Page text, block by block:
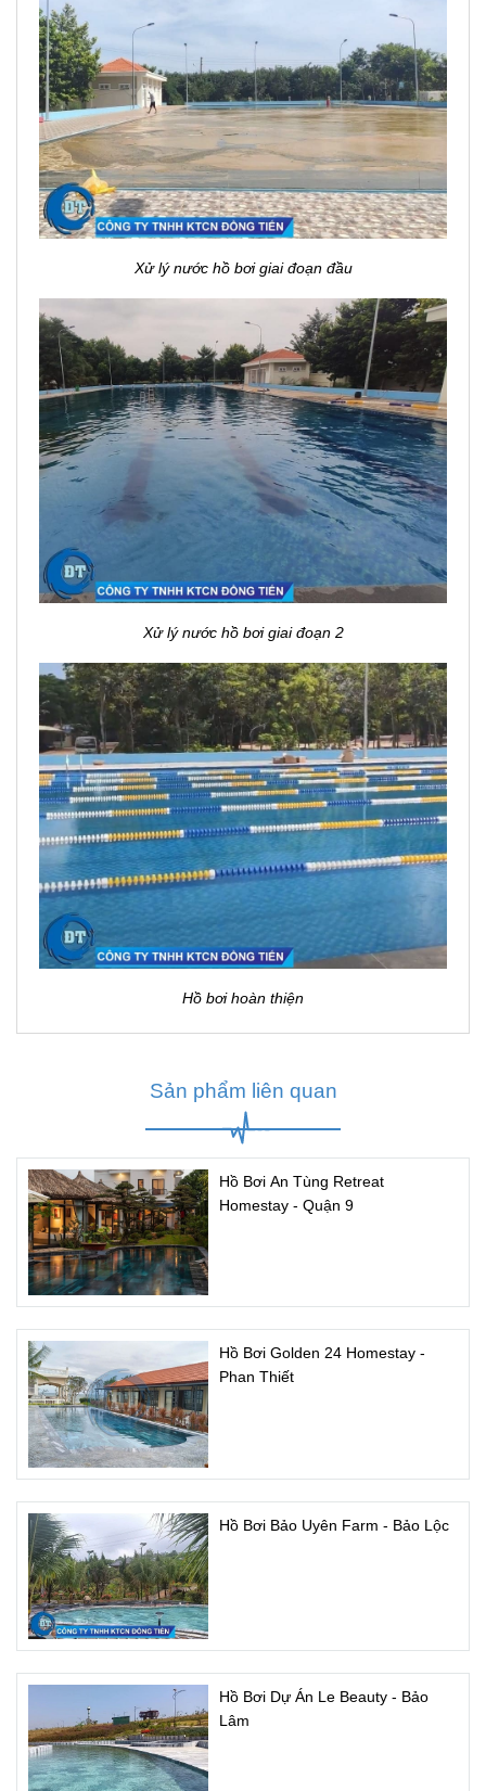
Xử lý nước hồ bơi giai đoạn đầu
Xử lý nước hồ bơi giai đoạn 2
Hồ bơi hoàn thiện
Sản phẩm liên quan
Hồ Bơi An Tùng Retreat
Homestay - Quận 9
Hồ Bơi Golden 24 Homestay -
Phan Thiết
Hồ Bơi Bảo Uyên Farm - Bảo Lộc
Hồ Bơi Dự Án Le Beauty - Bảo
Lâm